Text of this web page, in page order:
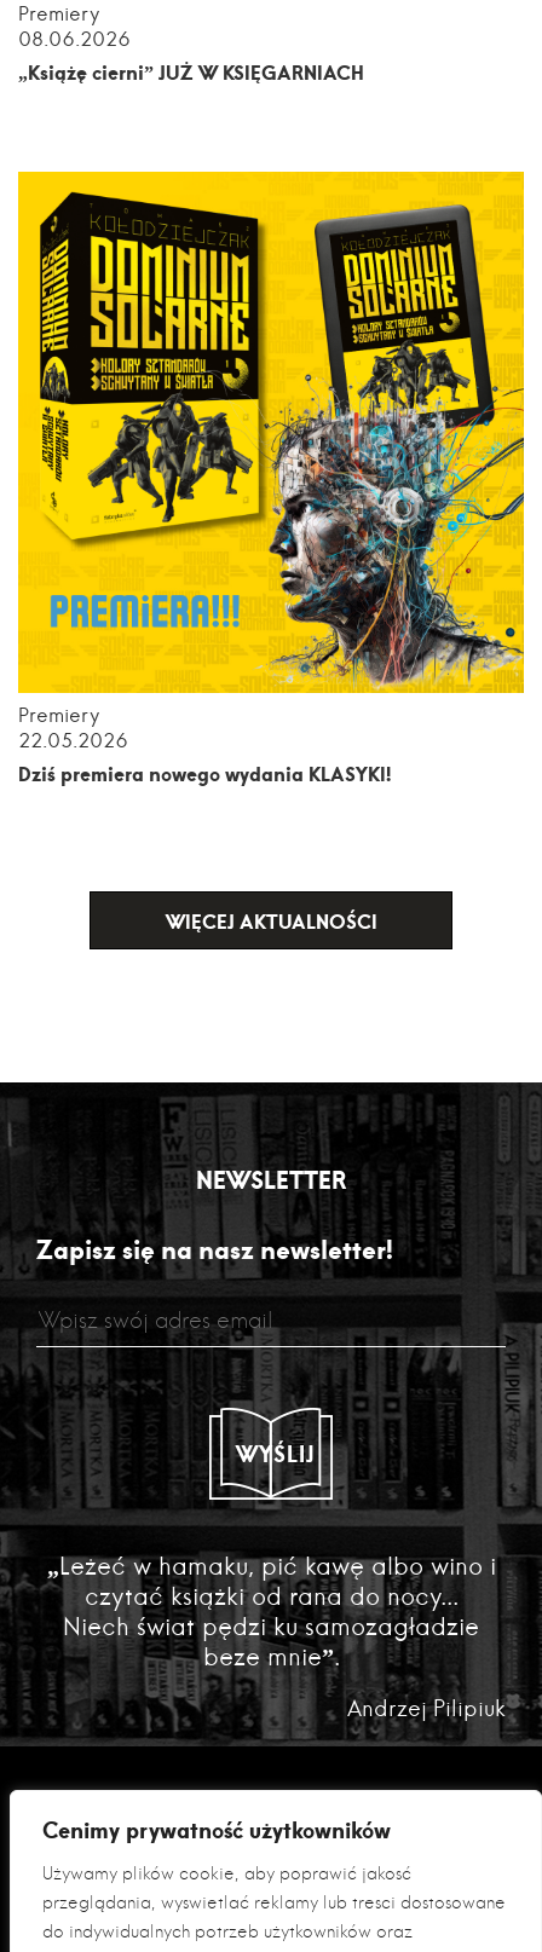
Cenimy prywatność użytkowników
Używamy plików cookie, aby poprawić jakość
przeglądania, wyświetlać reklamy lub treści dostosowane
do indywidualnych potrzeb użytkowników oraz
Premiery
08.06.2026
„Książę cierni” JUŻ W KSIĘGARNIACH
Premiery
22.05.2026
Dziś premiera nowego wydania KLASYKI!
WIĘCEJ AKTUALNOŚCI
NEWSLETTER
Zapisz się na nasz newsletter!
WYŚLIJ
„Leżeć w hamaku, pić kawę albo wino i
czytać książki od rana do nocy...
Niech świat pędzi ku samozagładzie
beze mnie”.
Andrzej Pilipiuk